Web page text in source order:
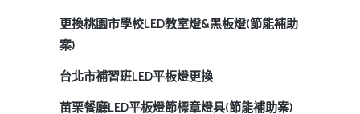
更換桃園市學校LED教室燈&黑板燈(節能補助
案)
台北市補習班LED平板燈更換
苗栗餐廳LED平板燈節標章燈具(節能補助案)